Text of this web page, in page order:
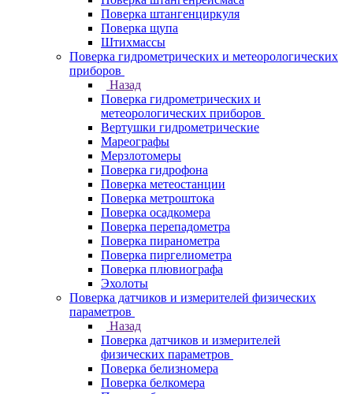
Поверка штангенциркуля
Поверка щупа
Штихмассы
Поверка гидрометрических и метеорологических
приборов
Назад
Поверка гидрометрических и
метеорологических приборов
Вертушки гидрометрические
Мареографы
Мерзлотомеры
Поверка гидрофона
Поверка метеостанции
Поверка метроштока
Поверка осадкомера
Поверка перепадометра
Поверка пиранометра
Поверка пиргелиометра
Поверка плювиографа
Эхолоты
Поверка датчиков и измерителей физических
параметров
Назад
Поверка датчиков и измерителей
физических параметров
Поверка белизномера
Поверка белкомера